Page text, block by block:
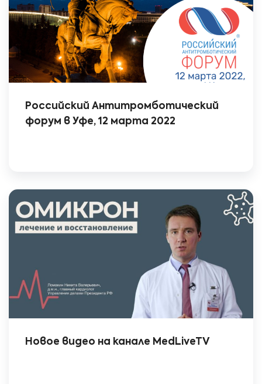
Российский Антитромботический
форум в Уфе, 12 марта 2022
Новое видео на канале MedLiveTV